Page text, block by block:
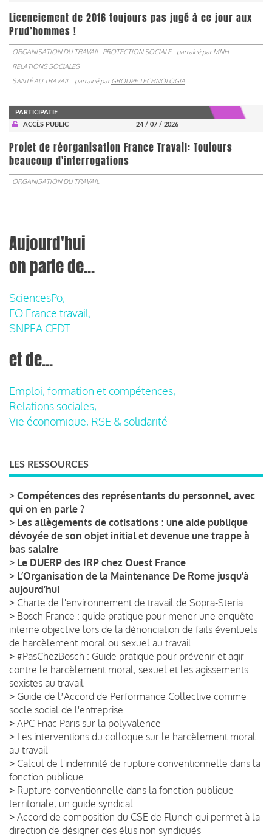
Licenciement de 2016 toujours pas jugé à ce jour aux
Prud’hommes !
ORGANISATION DU TRAVAIL PROTECTION SOCIALE parrainé parMNH
RELATIONS SOCIALES
SANTÉ AU TRAVAIL
parrainé parGROUPE TECHNOLOGIA
PARTICIPATIF
ACCÈS PUBLIC
24 / 07 / 2026
Projet de réorganisation France Travail: Toujours
beaucoup d'interrogations
ORGANISATION DU TRAVAIL
Aujourd'hui
on parle de...
SciencesPo,
FO France travail,
SNPEA CFDT
et de...
Emploi, formation et compétences,
Relations sociales,
Vie économique, RSE & solidarité
LES RESSOURCES
> Compétences des représentants du personnel, avec
qui on en parle ?
> Les allègements de cotisations : une aide publique
dévoyée de son objet initial et devenue une trappe à
bas salaire
> Le DUERP des IRP chez Ouest France
> L’Organisation de la Maintenance De Rome jusqu’à
aujourd’hui
> Charte de l'environnement de travail de Sopra-Steria
> Bosch France : guide pratique pour mener une enquête
interne objective lors de la dénonciation de faits éventuels
de harcèlement moral ou sexuel au travail
> #PasChezBosch : Guide pratique pour prévenir et agir
contre le harcèlement moral, sexuel et les agissements
sexistes au travail
> Guide de lʼAccord de Performance Collective comme
socle social de l'entreprise
> APC Fnac Paris sur la polyvalence
> Les interventions du colloque sur le harcèlement moral
au travail
> Calcul de l'indemnité de rupture conventionnelle dans la
fonction publique
> Rupture conventionnelle dans la fonction publique
territoriale, un guide syndical
> Accord de composition du CSE de Flunch qui permet à la
direction de désigner des élus non syndiqués